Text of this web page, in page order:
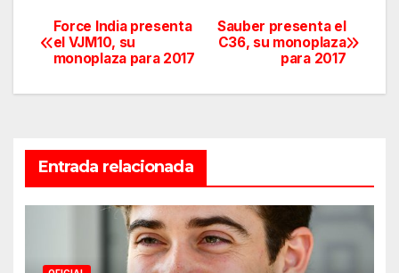
Navegación
de
Sauber presenta el
C36, su monoplaza
para 2017
Force India presenta
el VJM10, su
monoplaza para 2017
Entrada relacionada